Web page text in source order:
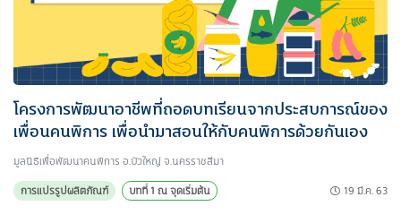
โครงการพัฒนาอาชีพที่ถอดบทเรียนจากประสบการณ์ของ
เพื่อนคนพิการ เพื่อนำมาสอนให้กับคนพิการด้วยกันเอง
มูลนิธิเพื่อพัฒนาคนพิการ อ.บัวใหญ่ จ.นครราชสีมา
การแปรรูปผลิตภัณฑ์
บทที่ 1 ณ จุดเริ่มต้น 19 มี.ค. 63